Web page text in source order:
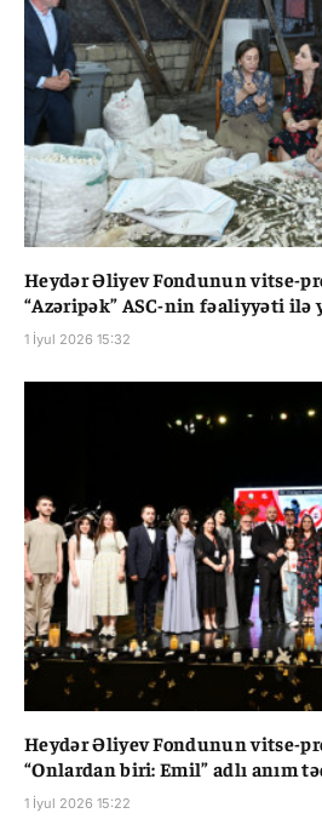
Heydər Əliyev Fondunun vitse-
“Azəripək” ASC-nin fəaliyyəti ilə
1 İyul 2026 15:32
Heydər Əliyev Fondunun vitse-
“Onlardan biri: Emil” adlı anım
1 İyul 2026 15:22